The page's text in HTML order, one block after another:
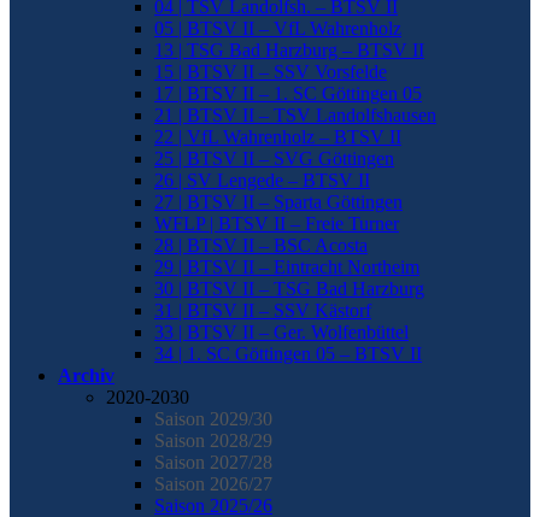
04 | TSV Landolfsh. – BTSV II
05 | BTSV II – VfL Wahrenholz
13 | TSG Bad Harzburg – BTSV II
15 | BTSV II – SSV Vorsfelde
17 | BTSV II – 1. SC Göttingen 05
21 | BTSV II – TSV Landolfshausen
22 | VfL Wahrenholz – BTSV II
25 | BTSV II – SVG Göttingen
26 | SV Lengede – BTSV II
27 | BTSV II – Sparta Göttingen
WFLP | BTSV II – Freie Turner
28 | BTSV II – BSC Acosta
29 | BTSV II – Eintracht Northeim
30 | BTSV II – TSG Bad Harzburg
31 | BTSV II – SSV Kästorf
33 | BTSV II – Ger. Wolfenbüttel
34 | 1. SC Göttingen 05 – BTSV II
Archiv
2020-2030
Saison 2029/30
Saison 2028/29
Saison 2027/28
Saison 2026/27
Saison 2025/26